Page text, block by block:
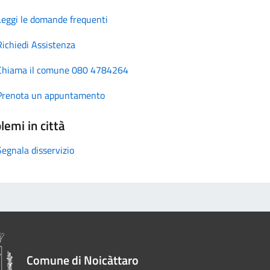
le domande frequenti
Assistenza
il comune 080 4784264
un appuntamento
in città
disservizio
Comune di Noicàttaro